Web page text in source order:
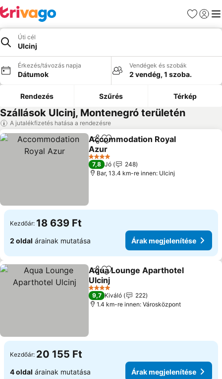
Kedvencek
Úti cél
Ulcinj
Érkezés/távozás napja
Dátumok
Vendégek és szobák
2 vendég, 1 szoba.
Rendezés Szűrés Térkép
Szállások Ulcinj, Montenegró területén
A jutalékfizetés hatása a rendezésre
Megosztás
Hozzáadás a kedvencekhez
Accommodation Royal
Azur
Árak megjelenítése
4 Kategória
7,8 Jó
248
Bar, 13.4 km-re innen: Ulcinj
Kezdőár: 18 639 Ft
2 oldal árainak mutatása Árak megjelenítése
Megosztás
Hozzáadás a kedvencekhez
Aqua Lounge Aparthotel
Ulcinj
Árak megjelenítése
4 Kategória
9,7 Kiváló
222
1.4 km-re innen: Városközpont
Kezdőár: 20 155 Ft
4 oldal árainak mutatása Árak megjelenítése